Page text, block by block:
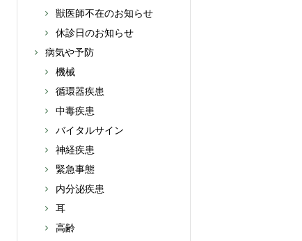
獣医師不在のお知らせ
休診日のお知らせ
病気や予防
機械
循環器疾患
中毒疾患
バイタルサイン
神経疾患
緊急事態
内分泌疾患
耳
高齢